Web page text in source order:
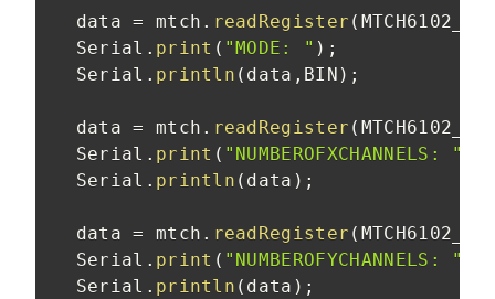
  data
= mtch . readRegister (
  Serial
. print ( "MODE: " ) ;
  Serial
. println ( data , BIN ) ;
  data
= mtch . readRegister (
  Serial
. print ( "NUMBEROFXCHANNELS: "
  Serial
. println ( data ) ;
  data
= mtch . readRegister (
  Serial
. print ( "NUMBEROFYCHANNELS: "
  Serial
. println ( data ) ;